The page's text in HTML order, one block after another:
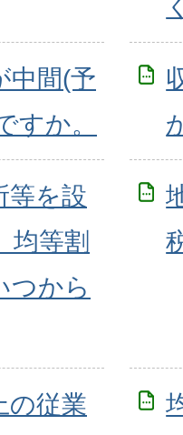
中間(予
すか。
等を設
均等割
つから
の従業